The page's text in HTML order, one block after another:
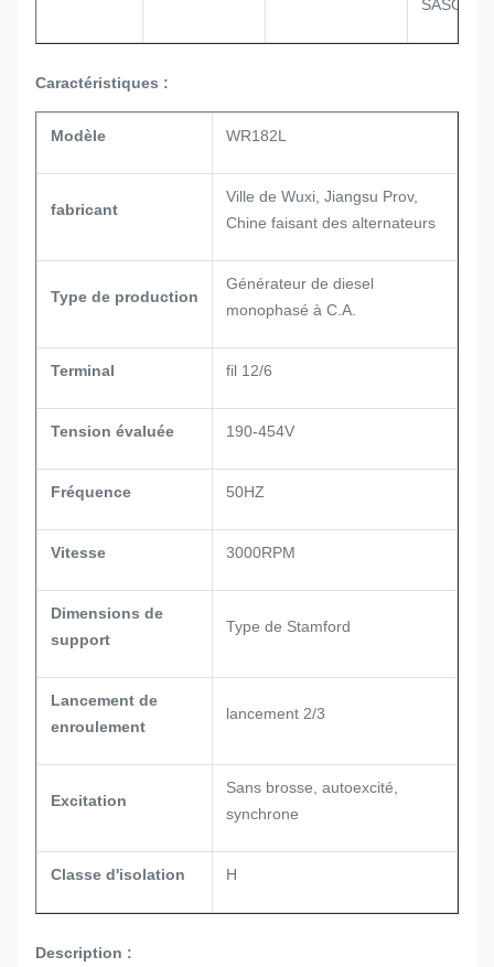
SASO
Caractéristiques :
Modèle WR182L
fabricant
Ville de Wuxi, Jiangsu Prov,
Chine faisant des alternateurs
Type de production
Générateur de diesel
monophasé à C.A.
Terminal fil 12/6
Tension évaluée 190-454V
Fréquence 50HZ
Vitesse 3000RPM
Dimensions de
support
Type de Stamford
Lancement de
enroulement
lancement 2/3
Excitation
Sans brosse, autoexcité,
synchrone
Classe d'isolation H
Description :